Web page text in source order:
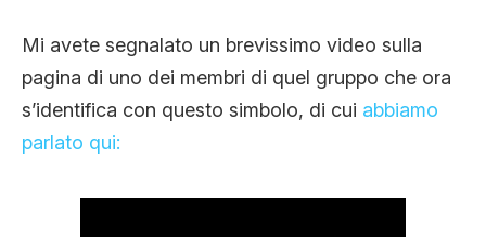
CONTATTI
Mi avete segnalato un brevissimo video sulla
pagina di uno dei membri di quel gruppo che ora
s’identifica con questo simbolo, di cui abbiamo
parlato qui: